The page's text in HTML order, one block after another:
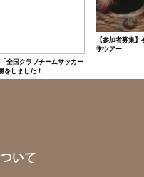
全国クラブチームサッカー
をしました！
【参加者募集
学ツアー
いて